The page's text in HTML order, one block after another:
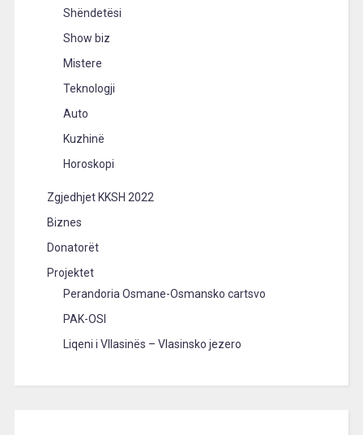
Shëndetësi
Show biz
Mistere
Teknologji
Auto
Kuzhinë
Horoskopi
Zgjedhjet KKSH 2022
Biznes
Donatorët
Projektet
Perandoria Osmane-Osmansko cartsvo
PAK-OSI
Liqeni i Vllasinës – Vlasinsko jezero